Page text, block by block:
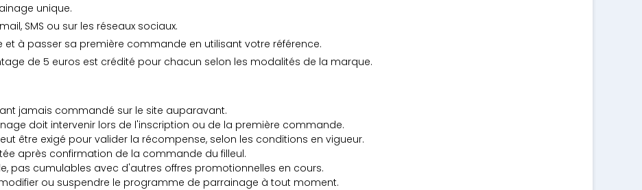
unique.
SMS ou sur les réseaux sociaux.
et à passer sa première commande en utilisant votre référence.
de 5 euros est crédité pour chacun selon les modalités de la marque.
jamais commandé sur le site auparavant.
doit intervenir lors de l'inscription ou de la première commande.
être exigé pour valider la récompense, selon les conditions en vigueur.
après confirmation de la commande du filleul.
pas cumulables avec d'autres offres promotionnelles en cours.
ou suspendre le programme de parrainage à tout moment.